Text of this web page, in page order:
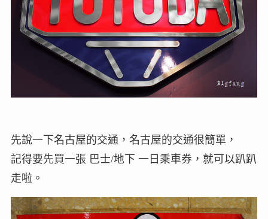
先說一下名古屋的交通，名古屋的交通很簡單，
記得要先買一張 巴士/地下 一日乘車券，就可以趴趴
走啦。